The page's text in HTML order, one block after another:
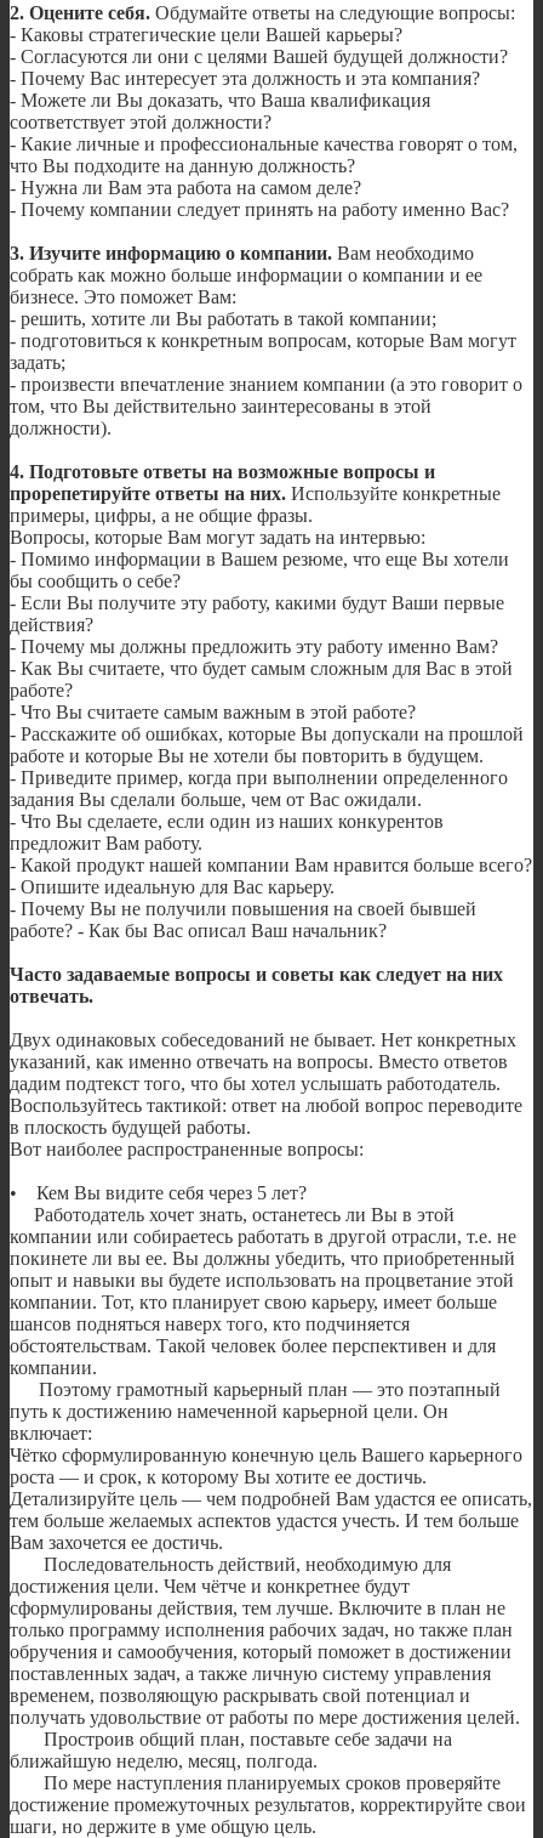
2. Оцените себя. Обдумайте ответы на следующие вопросы:
- Каковы стратегические цели Вашей карьеры?
- Согласуются ли они с целями Вашей будущей должности?
- Почему Вас интересует эта должность и эта компания?
- Можете ли Вы доказать, что Ваша квалификация
соответствует этой должности?
- Какие личные и профессиональные качества говорят о том,
что Вы подходите на данную должность?
- Нужна ли Вам эта работа на самом деле?
- Почему компании следует принять на работу именно Вас?
3. Изучите информацию о компании. Вам необходимо
собрать как можно больше информации о компании и ее
бизнесе. Это поможет Вам:
- решить, хотите ли Вы работать в такой компании;
- подготовиться к конкретным вопросам, которые Вам могут
задать;
- произвести впечатление знанием компании (а это говорит о
том, что Вы действительно заинтересованы в этой
должности).
4. Подготовьте ответы на возможные вопросы и
прорепетируйте ответы на них. Используйте конкретные
примеры, цифры, а не общие фразы.
Вопросы, которые Вам могут задать на интервью:
- Помимо информации в Вашем резюме, что еще Вы хотели
бы сообщить о себе?
- Если Вы получите эту работу, какими будут Ваши первые
действия?
- Почему мы должны предложить эту работу именно Вам?
- Как Вы считаете, что будет самым сложным для Вас в этой
работе?
- Что Вы считаете самым важным в этой работе?
- Расскажите об ошибках, которые Вы допускали на прошлой
работе и которые Вы не хотели бы повторить в будущем.
- Приведите пример, когда при выполнении определенного
задания Вы сделали больше, чем от Вас ожидали.
- Что Вы сделаете, если один из наших конкурентов
предложит Вам работу.
- Какой продукт нашей компании Вам нравится больше всего?
- Опишите идеальную для Вас карьеру.
- Почему Вы не получили повышения на своей бывшей
работе? - Как бы Вас описал Ваш начальник?
Часто задаваемые вопросы и советы как следует на них
отвечать.
Двух одинаковых собеседований не бывает. Нет конкретных
указаний, как именно отвечать на вопросы. Вместо ответов
дадим подтекст того, что бы хотел услышать работодатель.
Воспользуйтесь тактикой: ответ на любой вопрос переводите
в плоскость будущей работы.
Вот наиболее распространенные вопросы:
• Кем Вы видите себя через 5 лет?
Работодатель хочет знать, останетесь ли Вы в этой
компании или собираетесь работать в другой отрасли, т.е. не
покинете ли вы ее. Вы должны убедить, что приобретенный
опыт и навыки вы будете использовать на процветание этой
компании. Тот, кто планирует свою карьеру, имеет больше
шансов подняться наверх того, кто подчиняется
обстоятельствам. Такой человек более перспективен и для
компании.
Поэтому грамотный карьерный план — это поэтапный
путь к достижению намеченной карьерной цели. Он
включает:
Чётко сформулированную конечную цель Вашего карьерного
роста — и срок, к которому Вы хотите ее достичь.
Детализируйте цель — чем подробней Вам удастся ее описать,
тем больше желаемых аспектов удастся учесть. И тем больше
Вам захочется ее достичь.
Последовательность действий, необходимую для
достижения цели. Чем чётче и конкретнее будут
сформулированы действия, тем лучше. Включите в план не
только программу исполнения рабочих задач, но также план
обручения и самообучения, который поможет в достижении
поставленных задач, а также личную систему управления
временем, позволяющую раскрывать свой потенциал и
получать удовольствие от работы по мере достижения целей.
Простроив общий план, поставьте себе задачи на
ближайшую неделю, месяц, полгода.
По мере наступления планируемых сроков проверяйте
достижение промежуточных результатов, корректируйте свои
шаги, но держите в уме общую цель.